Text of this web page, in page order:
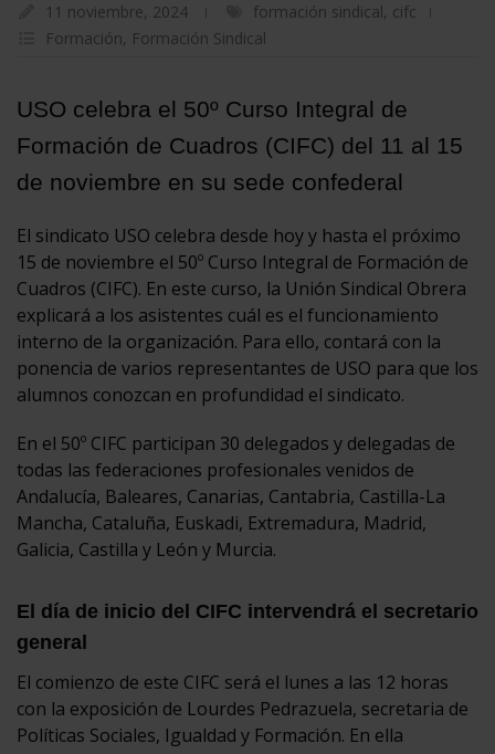
11 noviembre, 2024 formación sindical, cifc
Formación, Formación Sindical
USO celebra el 50º Curso Integral de
Formación de Cuadros (CIFC) del 11 al 15
de noviembre en su sede confederal
El sindicato USO celebra desde hoy y hasta el próximo
15 de noviembre el 50º Curso Integral de Formación de
Cuadros (CIFC). En este curso, la Unión Sindical Obrera
explicará a los asistentes cuál es el funcionamiento
interno de la organización. Para ello, contará con la
ponencia de varios representantes de USO para que los
alumnos conozcan en profundidad el sindicato.
En el 50º CIFC participan 30 delegados y delegadas de
todas las federaciones profesionales venidos de
Andalucía, Baleares, Canarias, Cantabria, Castilla-La
Mancha, Cataluña, Euskadi, Extremadura, Madrid,
Galicia, Castilla y León y Murcia.
El día de inicio del CIFC intervendrá el secretario
general
El comienzo de este CIFC será el lunes a las 12 horas
con la exposición de Lourdes Pedrazuela, secretaria de
Políticas Sociales, Igualdad y Formación. En ella